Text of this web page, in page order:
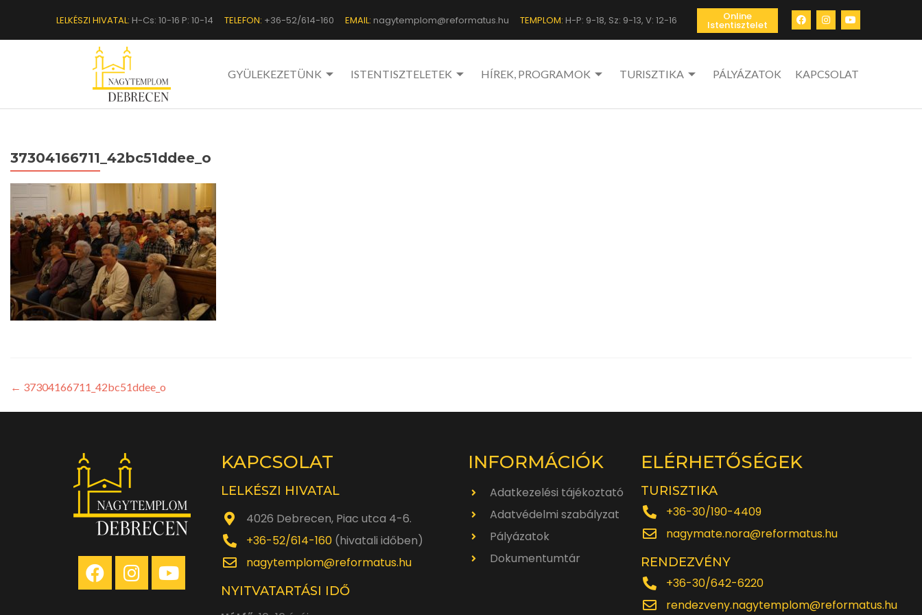
LELKÉSZI HIVATAL: H-Cs: 10-16 P: 10-14 TELEFON: +36-52/614-160 EMAIL: nagytemplom@reformatus.hu TEMPLOM: H-P: 9-18, Sz: 9-13, V: 12-16 Online
Istentisztelet
GYÜLEKEZETÜNK ISTENTISZTELETEK HÍREK, PROGRAMOK TURISZTIKA PÁLYÁZATOK KAPCSOLAT
37304166711_42bc51ddee_o
← 37304166711_42bc51ddee_o
KAPCSOLAT
LELKÉSZI HIVATAL
4026 Debrecen, Piac utca 4-6.
+36-52/614-160 (hivatali időben)
nagytemplom@reformatus.hu
NYITVATARTÁSI IDŐ
INFORMÁCIÓK
Adatkezelési tájékoztató
Adatvédelmi szabályzat
Pályázatok
Dokumentumtár
ELÉRHETŐSÉGEK
TURISZTIKA
+36-30/190-4409
nagymate.nora@reformatus.hu
RENDEZVÉNY
+36-30/642-6220
rendezveny.nagytemplom@reformatus.hu